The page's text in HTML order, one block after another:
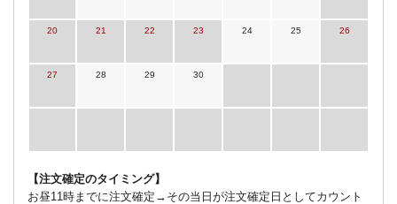
20 21 22 23 24 25 26
27 28 29 30
【注文確定のタイミング】
お昼11時までに注文確定→その当日が注文確定日としてカウント